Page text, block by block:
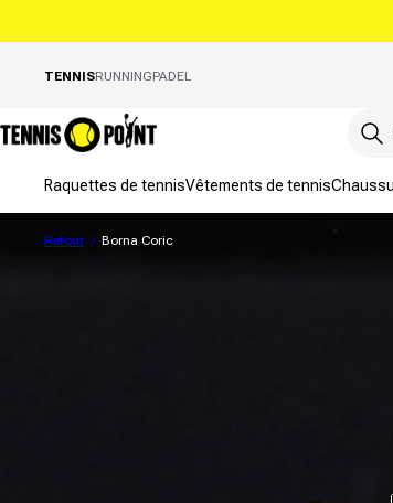
TENNISRUNNINGPADEL
Raquettes de tennisVêtements de tennis
Retour Borna Coric